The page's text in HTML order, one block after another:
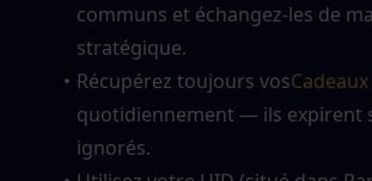
communs et échangez-les de
stratégique.
Récupérez toujours vos
quotidiennement — ils expirent
ignorés.